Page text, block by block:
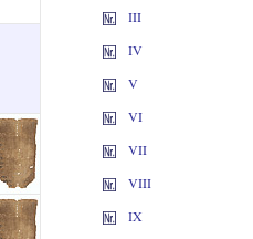
III
IV
V
VI
VII
VIII
IX